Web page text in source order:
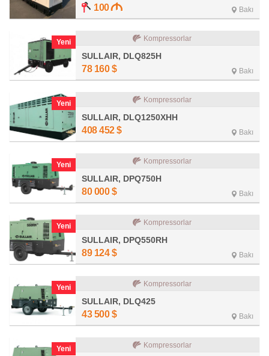
100 Bakı
Yeni Kompressorlar
SULLAIR, DLQ825H
78 160 $ Bakı
Yeni Kompressorlar
SULLAIR, DLQ1250XHH
408 452 $ Bakı
Yeni Kompressorlar
SULLAIR, DPQ750H
80 000 $ Bakı
Yeni Kompressorlar
SULLAIR, DPQ550RH
89 124 $ Bakı
Yeni Kompressorlar
SULLAIR, DLQ425
43 500 $ Bakı
Yeni Kompressorlar